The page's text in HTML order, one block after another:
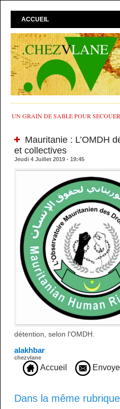
ACCUEIL
UN GRAIN DE SABLE POUR
Mauritanie : L’OMDH
et collectives
Jeudi 4 Juillet 2019 - 19:45
détention, selon l'OMDH.
alakhbar
chezvlane
Accueil
Dans la même